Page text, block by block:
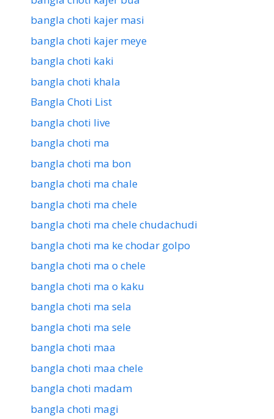
bangla choti kajer masi
bangla choti kajer meye
bangla choti kaki
bangla choti khala
Bangla Choti List
bangla choti live
bangla choti ma
bangla choti ma bon
bangla choti ma chale
bangla choti ma chele
bangla choti ma chele chudachudi
bangla choti ma ke chodar golpo
bangla choti ma o chele
bangla choti ma o kaku
bangla choti ma sela
bangla choti ma sele
bangla choti maa
bangla choti maa chele
bangla choti madam
bangla choti magi